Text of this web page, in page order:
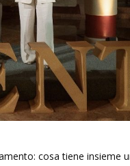
cosa tiene insieme